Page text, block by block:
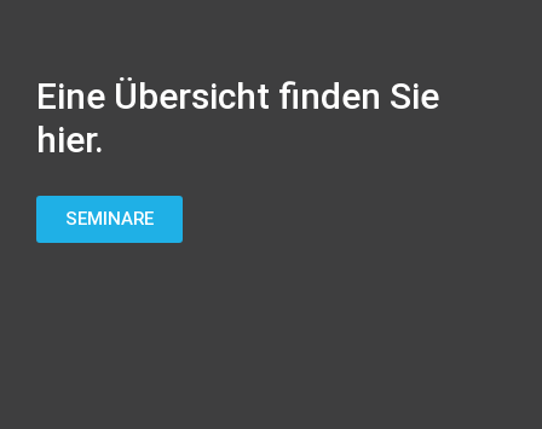
Eine Übersicht finden Sie
hier.
SEMINARE